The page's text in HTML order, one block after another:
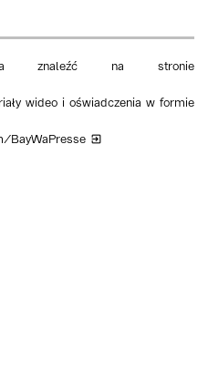
znaleźć na stronie
wideo i oświadczenia w formie
BayWaPresse